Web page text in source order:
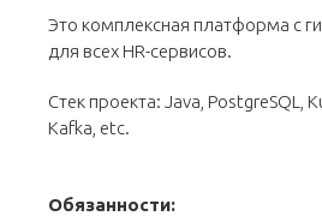
Это комплексная платформа с
для всех HR-сервисов.
Стек проекта: Java, PostgreSQL,
Kafka, etc.
Обязанности: